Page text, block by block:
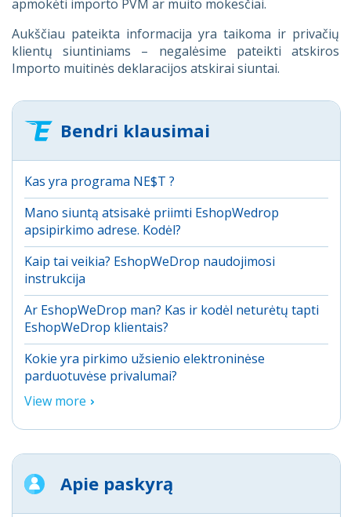
apmokėti importo PVM ar muito mokesčiai.
Aukščiau pateikta informacija yra taikoma ir privačių
klientų siuntiniams – negalėsime pateikti atskiros
Importo muitinės deklaracijos atskirai siuntai.
Bendri klausimai
Kas yra programa NE$T ?
Mano siuntą atsisakė priimti EshopWedrop
apsipirkimo adrese. Kodėl?
Kaip tai veikia? EshopWeDrop naudojimosi
instrukcija
Ar EshopWeDrop man? Kas ir kodėl neturėtų tapti
EshopWeDrop klientais?
Kokie yra pirkimo užsienio elektroninėse
parduotuvėse privalumai?
View more
Apie paskyrą